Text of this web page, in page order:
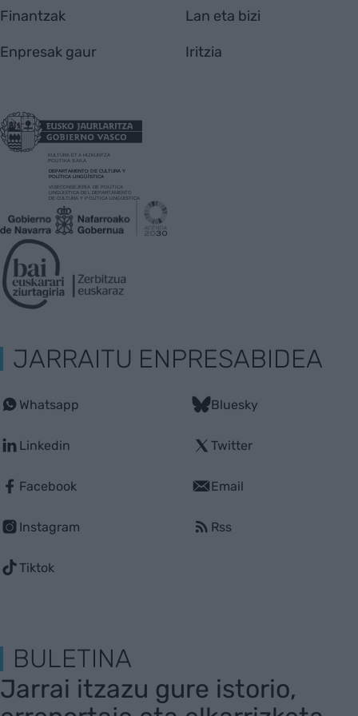
Finantzak
Enpresak gaur
Lan eta bizi
Iritzia
JARRAITU ENPRESABIDEA
Whatsapp
Linkedin
Facebook
Instagram
Tiktok
Bluesky
Twitter
Email
Rss
BULETINA
Jarrai itzazu gure istorio,